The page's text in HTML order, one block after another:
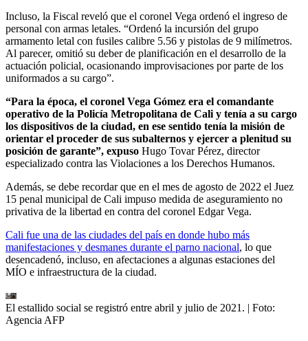
Incluso, la Fiscal reveló que el coronel Vega ordenó el ingreso de
personal con armas letales. “Ordenó la incursión del grupo
armamento letal con fusiles calibre 5.56 y pistolas de 9 milímetros.
Al parecer, omitió su deber de planificación en el desarrollo de la
actuación policial, ocasionando improvisaciones por parte de los
uniformados a su cargo”.
“Para la época, el coronel Vega Gómez era el comandante
operativo de la Policía Metropolitana de Cali y tenía a su cargo
los dispositivos de la ciudad, en ese sentido tenía la misión de
orientar el proceder de sus subalternos y ejercer a plenitud su
posición de garante”, expuso Hugo Tovar Pérez, director
especializado contra las Violaciones a los Derechos Humanos.
Además, se debe recordar que en el mes de agosto de 2022 el Juez
15 penal municipal de Cali impuso medida de aseguramiento no
privativa de la libertad en contra del coronel Edgar Vega.
Cali fue una de las ciudades del país en donde hubo más
manifestaciones y desmanes durante el parno nacional, lo que
desencadenó, incluso, en afectaciones a algunas estaciones del
MÍO e infraestructura de la ciudad.
El estallido social se registró entre abril y julio de 2021. | Foto:
Agencia AFP